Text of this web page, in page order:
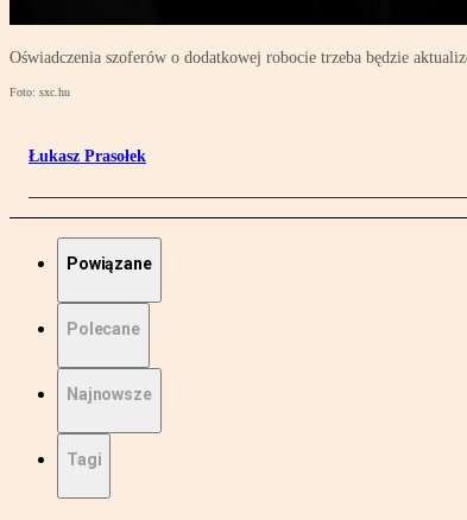
Oświadczenia szoferów o dodatkowej robocie trzeba będzie
Foto: sxc.hu
Łukasz Prasołek
Powiązane
Polecane
Najnowsze
Tagi